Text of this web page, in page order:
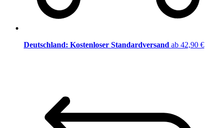
Deutschland: Kostenloser Standardversand ab 42,90 €